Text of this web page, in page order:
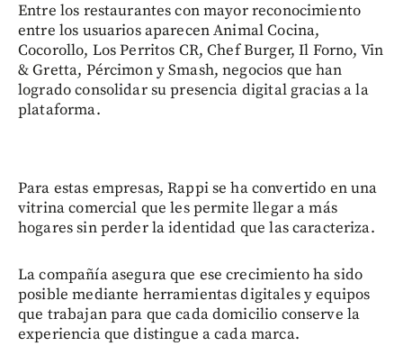
Entre los restaurantes con mayor reconocimiento
entre los usuarios aparecen Animal Cocina,
Cocorollo, Los Perritos CR, Chef Burger, Il Forno, Vin
& Gretta, Pércimon y Smash, negocios que han
logrado consolidar su presencia digital gracias a la
plataforma.
Para estas empresas, Rappi se ha convertido en una
vitrina comercial que les permite llegar a más
hogares sin perder la identidad que las caracteriza.
La compañía asegura que ese crecimiento ha sido
posible mediante herramientas digitales y equipos
que trabajan para que cada domicilio conserve la
experiencia que distingue a cada marca.